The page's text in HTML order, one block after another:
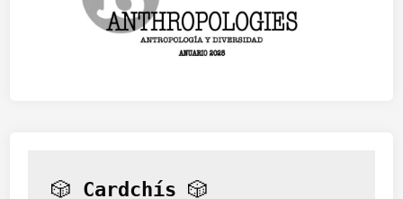
🎲 Cardchís 🎲